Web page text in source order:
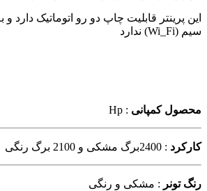
این پرینتر قابلیت چاپ دو رو اتوماتیک دارد و به شما در صرفه جویی در
سیم (Wi_Fi) ندارد
محصول کمپانی : Hp
کارکرد : 2400برگ مشکی و 2100 برگ رنگی
رنگ تونر : مشکی و رنگی